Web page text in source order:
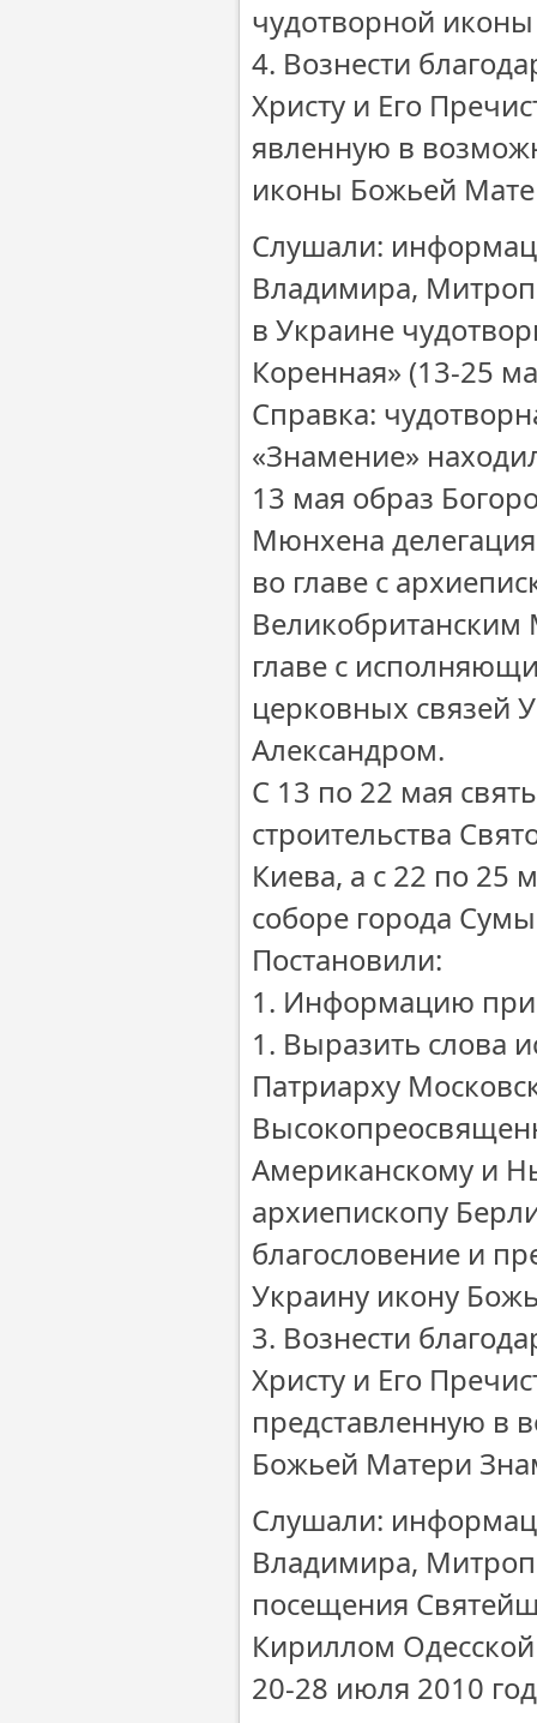
чудотворной
4. Вознести
Христу и Его
явленную в
иконы Божьей
Слушали:
Владимира,
в Украине
Коренная» (13-25
Справка:
«Знамение»
13 мая образ
Мюнхена
во главе с
главе с
церковных связей
Александром.
С 13 по 22 мая
строительства
Киева, а с 22 по 25
соборе города
Постановили:
1. Информацию
1. Выразить слова
Патриарху
Американскому и
архиепископу
благословение и
Украину икону
3. Вознести
Христу и Его
представленную в
Божьей Матери
Слушали:
Владимира,
посещения
Кириллом
20-28 июля 2010